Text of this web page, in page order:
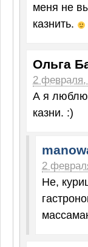
меня не
казнить.
Ольга
2 февраля,
А я люблю
казни. :)
2
Не,